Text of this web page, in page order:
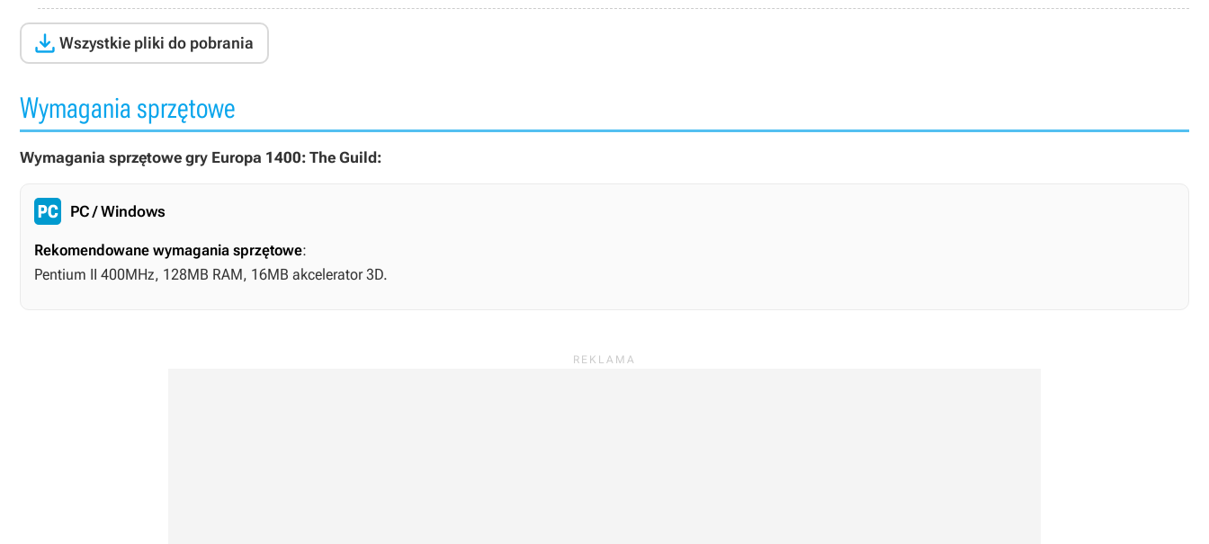
 Wszystkie pliki do pobrania
Wymagania sprzętowe
Wymagania sprzętowe gry Europa 1400: The Guild:
PC / Windows
Rekomendowane wymagania sprzętowe:
Pentium II 400MHz, 128MB RAM, 16MB akcelerator 3D.